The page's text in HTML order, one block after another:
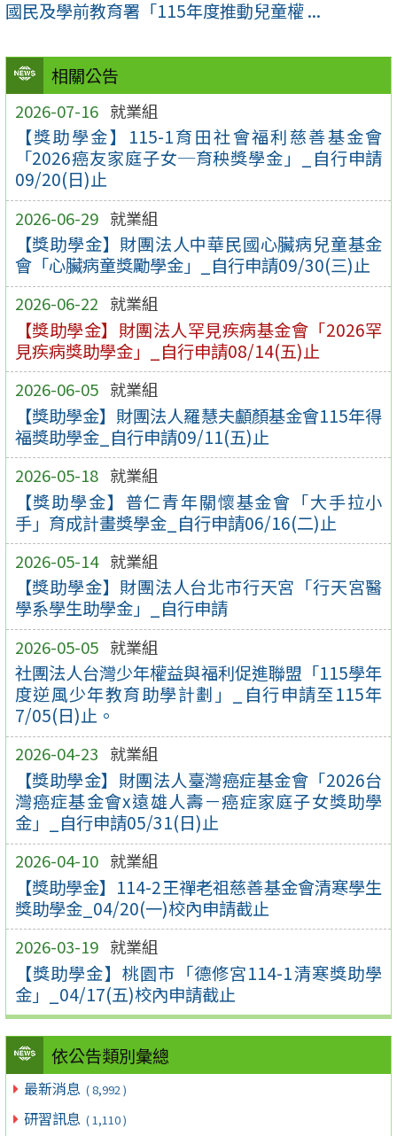
相關公告
2026-07-16 就業組
【獎助學金】115-1育田社會福利慈善基金會
「2026癌友家庭子女─育秧獎學金」_自行申請
09/20(日)止
2026-06-29 就業組
【獎助學金】財團法人中華民國心臟病兒童基金
會「心臟病童獎勵學金」_自行申請09/30(三)止
2026-06-22 就業組
【獎助學金】財團法人罕見疾病基金會「2026罕
見疾病獎助學金」_自行申請08/14(五)止
2026-06-05 就業組
【獎助學金】財團法人羅慧夫顱顏基金會115年得
福獎助學金_自行申請09/11(五)止
2026-05-18 就業組
【獎助學金】普仁青年關懷基金會「大手拉小
手」育成計畫獎學金_自行申請06/16(二)止
2026-05-14 就業組
【獎助學金】財團法人台北市行天宮「行天宮醫
學系學生助學金」_自行申請
2026-05-05 就業組
社團法人台灣少年權益與福利促進聯盟「115學年
度逆風少年教育助學計劃」_自行申請至115年
7/05(日)止。
2026-04-23 就業組
【獎助學金】財團法人臺灣癌症基金會「2026台
灣癌症基金會x遠雄人壽－癌症家庭子女獎助學
金」_自行申請05/31(日)止
2026-04-10 就業組
【獎助學金】114-2王禪老祖慈善基金會清寒學生
獎助學金_04/20(一)校內申請截止
2026-03-19 就業組
【獎助學金】桃園市「德修宮114-1清寒獎助學
金」_04/17(五)校內申請截止
依公告類別彙總
最新消息 ( 8,992 )
研習訊息 ( 1,110 )
國民及學前教育署「115年度推動兒童權 ...